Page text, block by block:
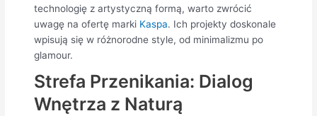
technologię z artystyczną formą, warto zwrócić
uwagę na ofertę marki Kaspa. Ich projekty doskonale
wpisują się w różnorodne style, od minimalizmu po
glamour.
Strefa Przenikania: Dialog
Wnętrza z Naturą